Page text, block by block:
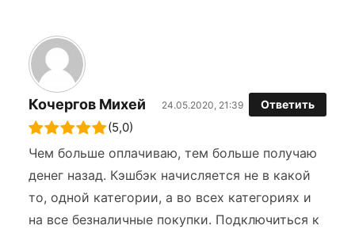
Кочергов Михей 24.05.2020, 21:39 Ответить
(5,0)
Чем больше оплачиваю, тем больше получаю
денег назад. Кэшбэк начисляется не в какой
то, одной категории, а во всех категориях и
на все безналичные покупки. Подключиться к